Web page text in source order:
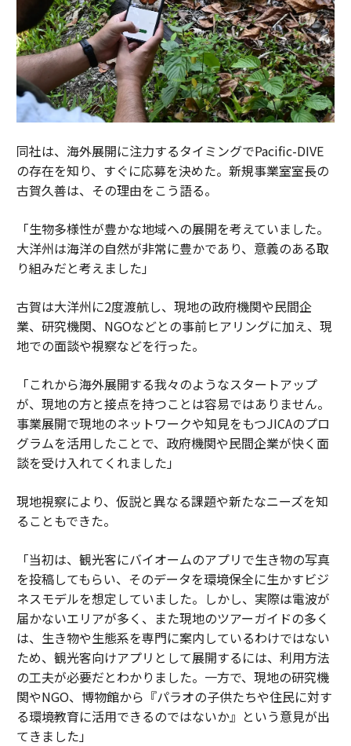
同社は、海外展開に注力するタイミングでPacific-DIVE
の存在を知り、すぐに応募を決めた。新規事業室室長の
古賀久善は、その理由をこう語る。
「生物多様性が豊かな地域への展開を考えていました。
大洋州は海洋の自然が非常に豊かであり、意義のある取
り組みだと考えました」
古賀は大洋州に2度渡航し、現地の政府機関や民間企
業、研究機関、NGOなどとの事前ヒアリングに加え、現
地での面談や視察などを行った。
「これから海外展開する我々のようなスタートアップ
が、現地の方と接点を持つことは容易ではありません。
事業展開で現地のネットワークや知見をもつJICAのプロ
グラムを活用したことで、政府機関や民間企業が快く面
談を受け入れてくれました」
現地視察により、仮説と異なる課題や新たなニーズを知
ることもできた。
「当初は、観光客にバイオームのアプリで生き物の写真
を投稿してもらい、そのデータを環境保全に生かすビジ
ネスモデルを想定していました。しかし、実際は電波が
届かないエリアが多く、また現地のツアーガイドの多く
は、生き物や生態系を専門に案内しているわけではない
ため、観光客向けアプリとして展開するには、利用方法
の工夫が必要だとわかりました。一方で、現地の研究機
関やNGO、博物館から『パラオの子供たちや住民に対す
る環境教育に活用できるのではないか』という意見が出
てきました」